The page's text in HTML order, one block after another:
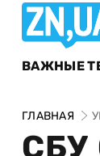
ВАЖНЫЕ
ГЛАВНАЯ